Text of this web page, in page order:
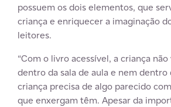
possuem os dois elementos, que
criança e enriquecer a imaginação
leitores.
“Com o livro acessível, a criança
dentro da sala de aula e nem dentro
criança precisa de algo parecido
que enxergam têm. Apesar da